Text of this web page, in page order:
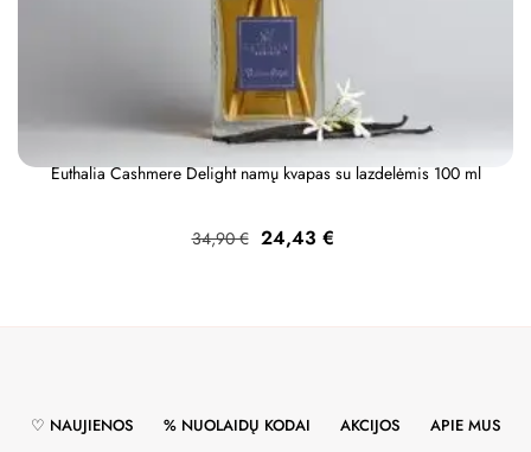
Euthalia Cashmere Delight namų kvapas su lazdelėmis 100 ml
Bazinė
34,90 € Kaina
24,43 €
♡ NAUJIENOS % NUOLAIDŲ KODAI AKCIJOS APIE MUS